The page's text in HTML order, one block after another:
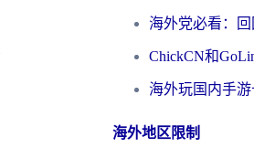
海外地区限制